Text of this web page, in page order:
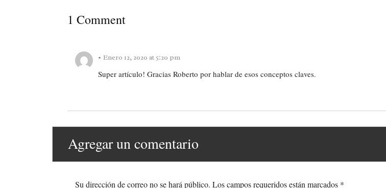
1 Comment
• Enero 12, 2020 at 5:20 pm
Super artículo! Gracias Roberto por hablar de esos conceptos claves.
Agregar un comentario
Su dirección de correo no se hará público. Los campos requeridos están marcados *